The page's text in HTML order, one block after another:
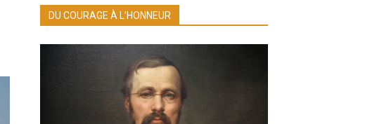
DU COURAGE À L’HONNEUR